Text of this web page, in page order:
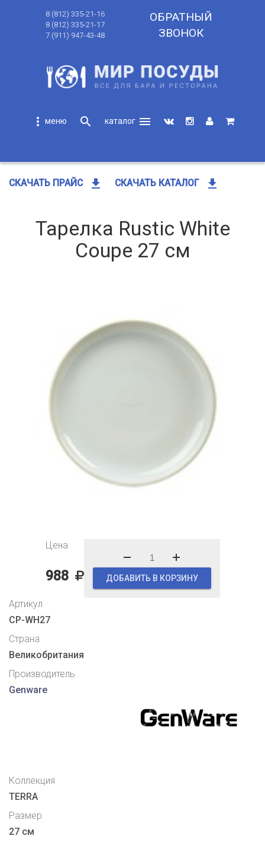
8 (812) 335-21-16
8 (812) 335-21-17
7 (911) 947-43-48
ОБРАТНЫЙ
ЗВОНОК
more_vert search
menu
СКАЧАТЬ ПРАЙС get_app СКАЧАТЬ КАТАЛОГ get_app
Тарелка Rustic White
Coupe 27 см
Цена
988 ДОБАВИТЬ В КОРЗИНУ
Артикул
CP-WH27
Страна
Великобритания
Производитель
Genware
Коллекция
TERRA
Размер
27 см